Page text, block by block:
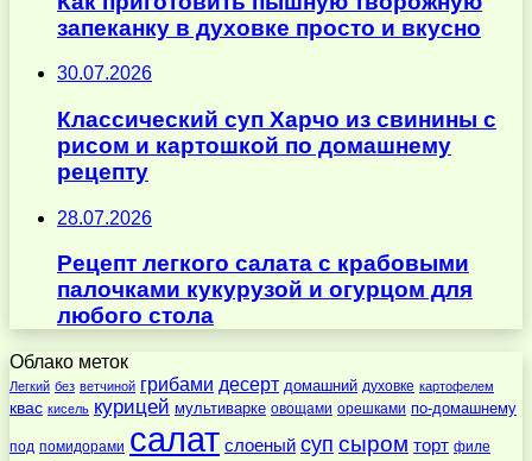
запеканку в духовке просто и вкусно
30.07.2026
Классический суп Харчо из свинины с
рисом и картошкой по домашнему
рецепту
28.07.2026
Рецепт легкого салата с крабовыми
палочками кукурузой и огурцом для
любого стола
Облако меток
Легкий без ветчиной грибами десерт домашний духовке картофелем
квас кисель курицей мультиварке овощами орешками по-домашнему
под помидорами салат слоеный суп сыром торт филе